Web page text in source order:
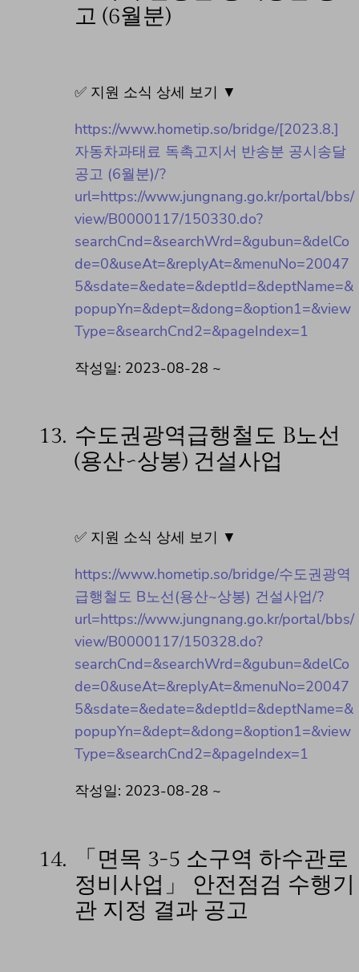
고 (6월분)
✅ 지원 소식 상세 보기 ▼
https://www.hometip.so/bridge/[2023.8.]
자동차과태료 독촉고지서 반송분 공시송달
공고 (6월분)/?
url=https://www.jungnang.go.kr/portal/bbs/
view/B0000117/150330.do?
searchCnd=&searchWrd=&gubun=&delCo
de=0&useAt=&replyAt=&menuNo=20047
5&sdate=&edate=&deptId=&deptName=&
popupYn=&dept=&dong=&option1=&view
Type=&searchCnd2=&pageIndex=1
작성일: 2023-08-28 ~
13. 수도권광역급행철도 B노선
(용산~상봉) 건설사업
✅ 지원 소식 상세 보기 ▼
https://www.hometip.so/bridge/수도권광역
급행철도 B노선(용산~상봉) 건설사업/?
url=https://www.jungnang.go.kr/portal/bbs/
view/B0000117/150328.do?
searchCnd=&searchWrd=&gubun=&delCo
de=0&useAt=&replyAt=&menuNo=20047
5&sdate=&edate=&deptId=&deptName=&
popupYn=&dept=&dong=&option1=&view
Type=&searchCnd2=&pageIndex=1
작성일: 2023-08-28 ~
14.
「면목 3-5 소구역 하수관로
정비사업」 안전점검 수행기
관 지정 결과 공고